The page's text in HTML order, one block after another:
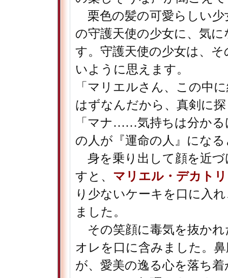
栗色の髪の可愛らしい少
の守護天使の少女に、気
す。守護天使の少女は、
いように思えます。
「マリエルさん、この中
はずなんだから、真剣に
「マナ……気持ちは分か
の人が『運命の人』にな
身を乗り出して顔を近づ
すと、 マリエル・デカト
り少ないケーキを口に入
ました。
その笑顔に毒気を抜かれ
オレを口に含みました。
が、愛美の逸る心を落ち